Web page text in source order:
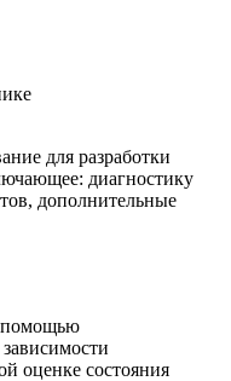
для разработки
диагностику
дополнительные
помощью
оценке состояния